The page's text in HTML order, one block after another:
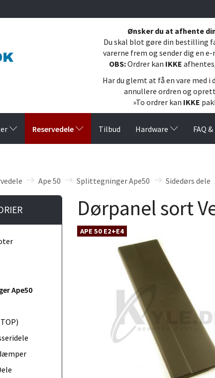
Ønsker du at afhente
Du skal blot gøre din bestilling
varerne frem og sender dig en
OBS:Ordrer kan IKKE
Har du glemt at få en vare med
annullere ordren og
»To ordrer kan IKKE
Reservedele Tilbud Hardware FAQ
Ape 50 Splittegninger Ape50 Sidedørs dele
Ape50
Dørpanel sort
APE 50 E2+E4